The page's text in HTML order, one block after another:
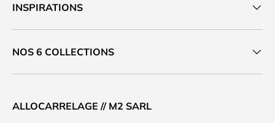
INSPIRATIONS
NOS 6 COLLECTIONS
ALLOCARRELAGE // M2 SARL